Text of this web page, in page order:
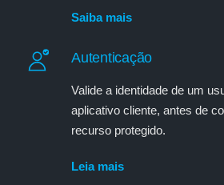
Saiba mais
Autenticação
Valide a identidade de um
aplicativo cliente, antes de
recurso protegido.
Leia mais